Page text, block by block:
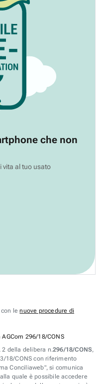
che non
vita al tuo usato
con lenuove procedure di
296/18/CONS
della delibera n.296/18/CONS,
18/CONS con riferimento
Conciliaweb", si comunica
quale è possibile accedere